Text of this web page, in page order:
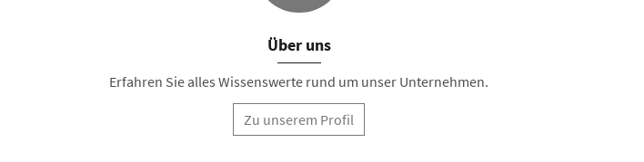
Über uns
Erfahren Sie alles Wissenswerte rund um unser Unternehmen.
Zu unserem Profil